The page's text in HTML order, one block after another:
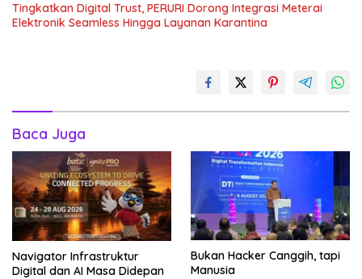
Tingkatkan Digital Trust, PERURI Dorong Integrasi Meterai
Elektronik Seamless Hingga Layanan Karantina
Baca Juga
Navigator Infrastruktur
Digital dan AI Masa Didepan
Bukan Hacker Canggih, tapi
Manusia